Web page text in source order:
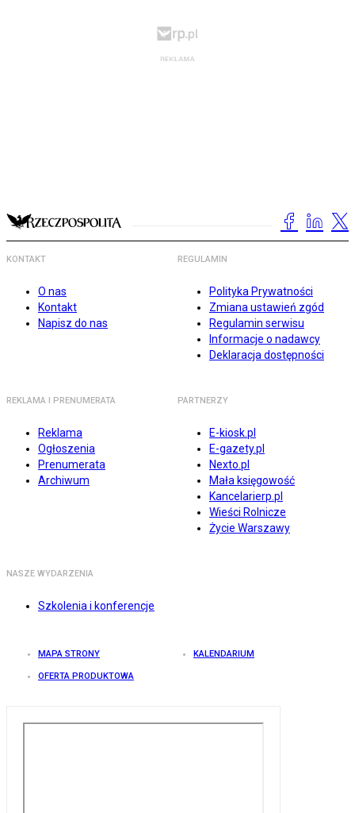
KONTAKT
O nas
Kontakt
Napisz do nas
REGULAMIN
Polityka Prywatności
Zmiana ustawień zgód
Regulamin serwisu
Informacje o nadawcy
Deklaracja dostępności
REKLAMA I PRENUMERATA
Reklama
Ogłoszenia
Prenumerata
Archiwum
PARTNERZY
E-kiosk.pl
E-gazety.pl
Nexto.pl
Mała księgowość
Kancelarierp.pl
Wieści Rolnicze
Życie Warszawy
NASZE WYDARZENIA
Szkolenia i konferencje
MAPA STRONY KALENDARIUM
OFERTA PRODUKTOWA